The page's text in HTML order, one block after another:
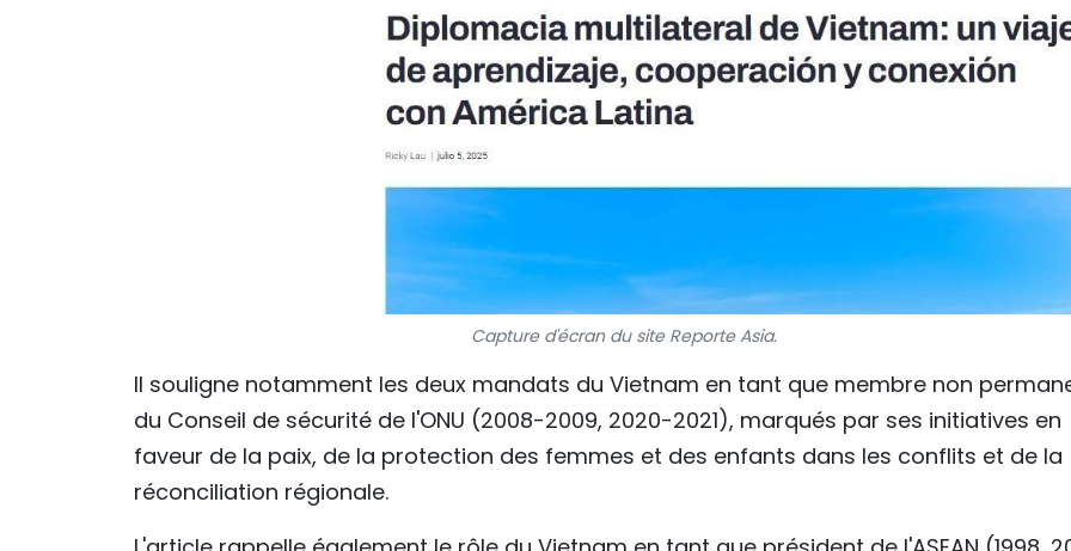
Capture d'écran du site Reporte Asia.
Il souligne notamment les deux mandats du Vietnam en tant que membre non
du Conseil de sécurité de l'ONU (2008-2009, 2020-2021), marqués par ses initiatives en
faveur de la paix, de la protection des femmes et des enfants dans les conflits et de la
réconciliation régionale.